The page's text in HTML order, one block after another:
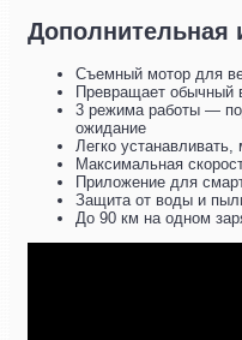
Дополнительная
Съемный мотор для
Превращает обычный
3 режима работы —
ожидание
Легко
Максимальная
Приложение для
Защита от воды и
До 90 км на одном